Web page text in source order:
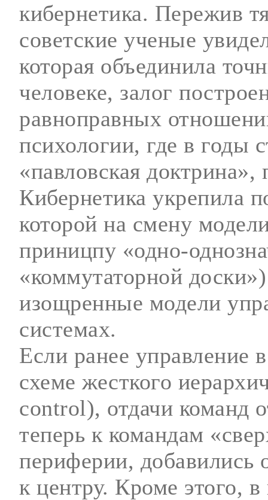
кибернетика. Пережив
советские ученые
которая объединила
человеке, залог
равноправных
психологии, где в годы
«павловская
Кибернетика укрепила
которой на смену
приницпу «одно-
«коммутаторной
изощренные модели
системах.
Если ранее управление
схеме жесткого
control), отдачи команд
теперь к командам
периферии, добавились
к центру. Кроме этого,